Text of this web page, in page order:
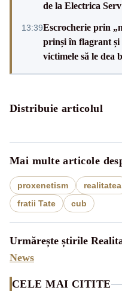
de la Electrica
13:39Escrocherie prin
prinși în flagrant și
victimele să le dea
Distribuie articolul
Mai multe articole
proxenetism realitatea
fratii Tate
cub
Urmărește știrile
News
CELE MAI CITITE